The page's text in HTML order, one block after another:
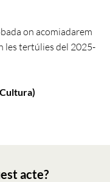
on acomiadarem
les tertúlies del 2025-
acte?